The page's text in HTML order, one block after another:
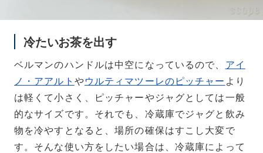
冷たいお茶を出す
ベルマンのハンドルは中空になっているので、 アイ
ノ・アアルト やウルティマツーレのピッチャー より
は軽くて小さく、ピッチャーやジャグとしては一般
的なサイズです。それでも、冷蔵庫でジャグと飲み
物を冷やすとなると、場所の確保はすこし大変で
す。そんな使い方をしたい場合は、冷蔵庫によって